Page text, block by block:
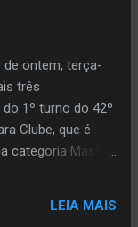
será feriado
de ontem, terça-
três
1º turno do 42º
Clube, que é
Master,
que João Carlos
LEIA MAIS